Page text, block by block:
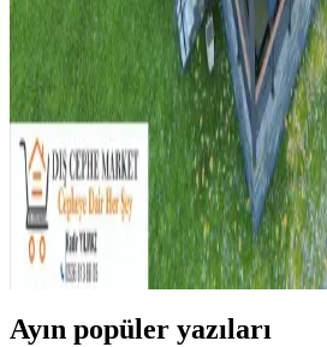
Neon ışıkların yüksek voltaj ve toksik
yasaklanması, LED ışıkların ise düşük
sayesinde tercih edilmesi kiracılar ve ev
görülen bir durumdur.
Merdiven Üstündeki Geniş Düz
Fonksiyonel Kullanımı ve
Merdiven üstündeki geniş yüzeyler,
tasarım ile bitkilerden depolamaya,
alanlarına kadar çeşitli şekillerde
Ayın popüler yazıları